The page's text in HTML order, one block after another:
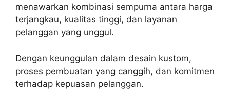
menawarkan kombinasi sempurna antara harga
terjangkau, kualitas tinggi, dan layanan
pelanggan yang unggul.
Dengan keunggulan dalam desain kustom,
proses pembuatan yang canggih, dan komitmen
terhadap kepuasan pelanggan.